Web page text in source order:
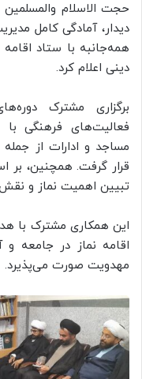
حجت الاسلام والمسلمین
دیدار، آمادگی کامل
همه‌جانبه با ستاد
دینی اعلام کرد.
برگزاری مشترک
فعالیت‌های فرهنگی
مساجد و ادارات از
قرار گرفت. همچنین، بر
تبیین اهمیت نماز و
این همکاری مشترک با
اقامه نماز در جامعه
مهدویت صورت می‌پذیرد.